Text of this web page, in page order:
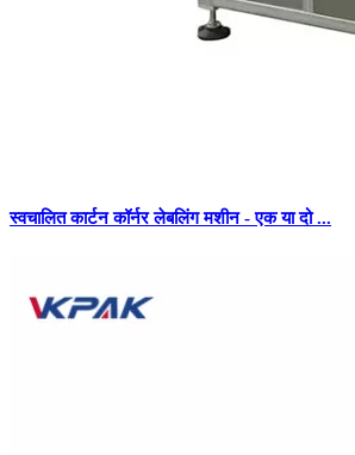
स्वचालित कार्टन कॉर्नर लेबलिंग मशीन - एक या दो ...